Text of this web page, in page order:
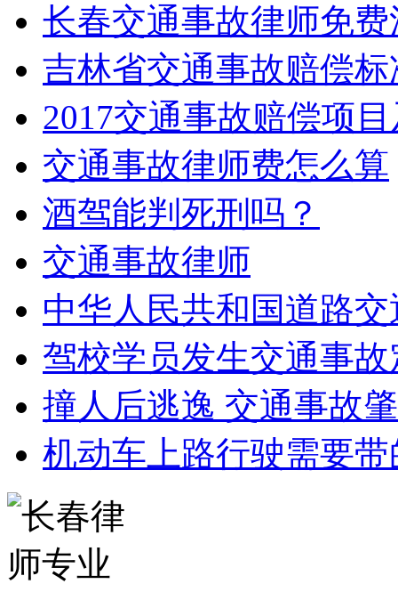
长春交通事故律师免
吉林省交通事故赔偿标
2017交通事故赔偿项
交通事故律师费怎么算
酒驾能判死刑吗？
交通事故律师
中华人民共和国道路
驾校学员发生交通事
撞人后逃逸 交通事故
机动车上路行驶需要